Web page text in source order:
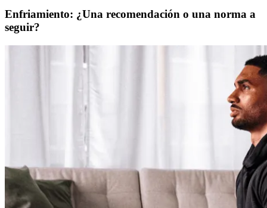
Enfriamiento: ¿Una recomendación o una norma a
seguir?